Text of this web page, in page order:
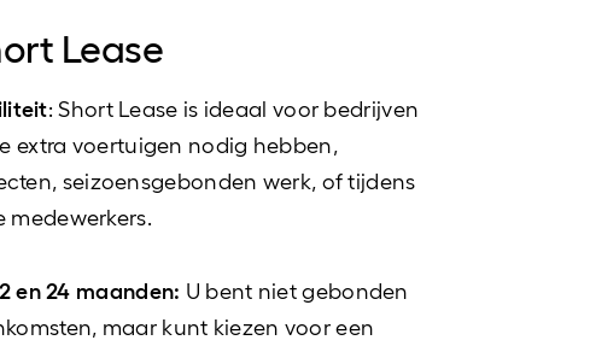
Lease
: Short Lease is ideaal voor bedrijven
extra voertuigen nodig hebben,
seizoensgebonden werk, of tijdens
medewerkers.
en 24 maanden: U bent niet gebonden
maar kunt kiezen voor een